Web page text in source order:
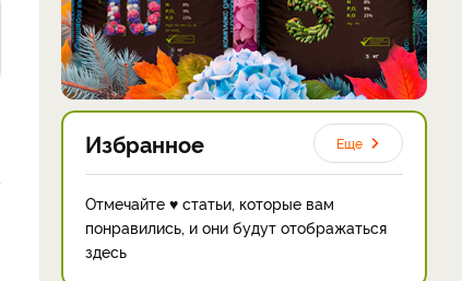
Избранное Еще
Отмечайте ♥ статьи, которые вам
понравились, и они будут отображаться
здесь